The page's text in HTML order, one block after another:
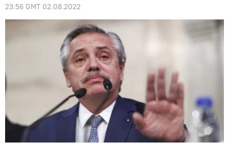
23:56 GMT 02.08.2022